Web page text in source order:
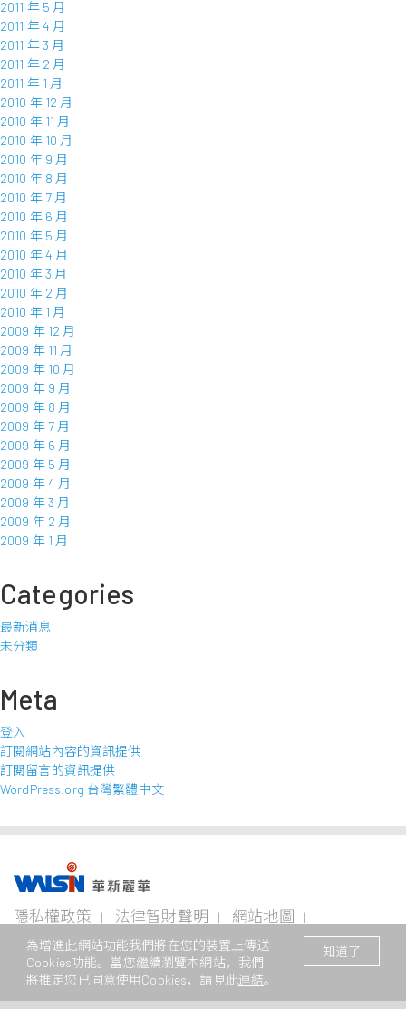
2011 年 5 月
2011 年 4 月
2011 年 3 月
2011 年 2 月
2011 年 1 月
2010 年 12 月
2010 年 11 月
2010 年 10 月
2010 年 9 月
2010 年 8 月
2010 年 7 月
2010 年 6 月
2010 年 5 月
2010 年 4 月
2010 年 3 月
2010 年 2 月
2010 年 1 月
2009 年 12 月
2009 年 11 月
2009 年 10 月
2009 年 9 月
2009 年 8 月
2009 年 7 月
2009 年 6 月
2009 年 5 月
2009 年 4 月
2009 年 3 月
2009 年 2 月
2009 年 1 月
Categories
最新消息
未分類
Meta
登入
訂閱網站內容的資訊提供
訂閱留言的資訊提供
WordPress.org 台灣繁體中文
事業版圖
電線
電纜
事業
不銹鋼事
業
Steeval®
資源
事業
者專
欄
公司治
理
華新
人
華新生
活
華新
麗華
紹
永續
企業永
隱私權政策 法律智財聲明
網站地圖
聯絡我們
© 2026 華新麗華股份有限公司 著作權所有
本網站支援Edge、Firefox、Safari及Chrome瀏覽
知道了
為增進此網站功能我們將在您的裝置上傳送
Cookies功能。當您繼續瀏覽本網站，我們
將推定您已同意使用Cookies，請見此連結。